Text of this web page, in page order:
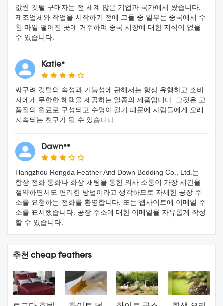
값싼 깃털 구매자는 전 세계 많은 기업과 국가에서 왔습니다.
제조업체와 작업을 시작하기 전에 그들 중 일부는 중국에서 수
천 마일 떨어진 곳에 거주하며 중국 시장에 대한 지식이 없을
수 있습니다.
Katie*
싸구려 깃털의 속성과 기능성에 관해서는 항상 유행하고 소비
자에게 무한한 혜택을 제공하는 일종의 제품입니다. 그것은 고
품질의 원료로 구성되고 수명이 길기 때문에 사람들에게 오래
지속되는 친구가 될 수 있습니다.
Dawn**
Hangzhou Rongda Feather And Down Bedding Co., Ltd.는
항상 전화 통화나 화상 채팅을 통한 의사 소통이 가장 시간을
절약하면서도 편리한 방법이라고 생각하므로 자세한 공장 주
소를 요청하는 전화를 환영합니다. 또는 웹사이트에 이메일 주
소를 표시했습니다. 공장 주소에 대한 이메일을 자유롭게 작성
할 수 있습니다.
추천 cheap feathers